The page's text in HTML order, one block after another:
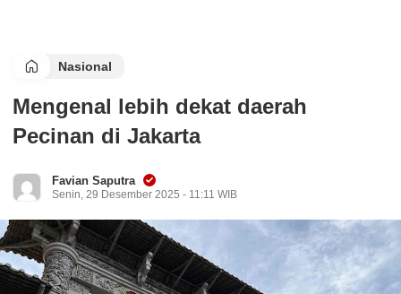
Nasional
Mengenal lebih dekat daerah
Pecinan di Jakarta
Favian Saputra
Senin, 29 Desember 2025 - 11:11 WIB